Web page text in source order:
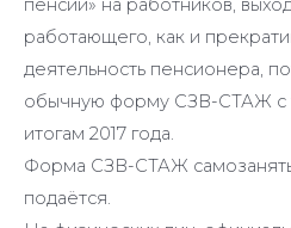
пенсии» на работников,
работающего, как и
деятельность пенсионера,
обычную форму СЗВ-СТАЖ с
итогам 2017 года.
Форма СЗВ-СТАЖ
подаётся.